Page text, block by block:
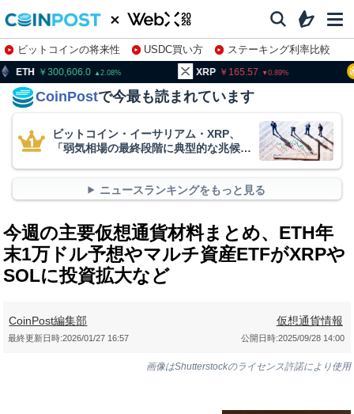
ビットコインの将来性 USDC買い方
ステーキング利率比較
株特集・関連銘柄
2.08 165.57 0.89
CoinPostで今最も読まれています
ビットコイン・イーサリアム・XRP、
「弱気相場の最終段階に典型的な兆候」
ニュースランキングをもっと見る
今週の主要仮想通貨材料まとめ、ETH年
末1万ドル予想やマルチ資産ETFがXRPや
SOLに投資拡大など
CoinPost編集部 仮想通貨情報
公開日時:2025/09/28 14:00
最終更新日時:2026/01/27 16:57
画像はShutterstockのライセンス許諾により使用